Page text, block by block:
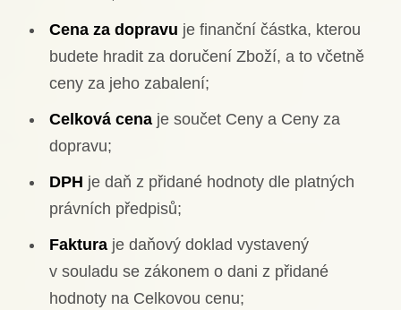
Cena za dopravu je finanční částka, kterou
budete hradit za doručení Zboží, a to včetně
ceny za jeho zabalení;
Celková cena je součet Ceny a Ceny za
dopravu;
DPH je daň z přidané hodnoty dle platných
právních předpisů;
Faktura je daňový doklad vystavený
v souladu se zákonem o dani z přidané
hodnoty na Celkovou cenu;